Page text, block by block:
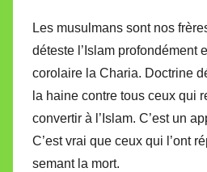
Les musulmans sont nos
déteste l’Islam profondément
corolaire la Charia. Doctrine
la haine contre tous ceux qui
convertir à l’Islam. C’est un
C’est vrai que ceux qui l’ont
semant la mort.